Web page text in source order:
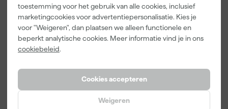
toestemming voor het gebruik van alle cookies, inclusief
marketingcookies voor advertentiepersonalisatie. Kies je
voor "Weigeren", dan plaatsen we alleen functionele en
beperkt analytische cookies. Meer informatie vind je in ons
cookiebeleid.
Cookies accepteren
Weigeren
Adviesprijs 6,00
3,99
incl. BTW
22,00
incl. BTW
3,99
incl. BTW